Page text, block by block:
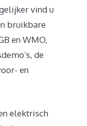
vind u
bruikbare
en WMO,
de
en
elektrisch